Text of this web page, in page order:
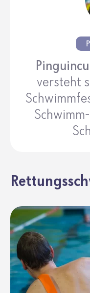
versteht